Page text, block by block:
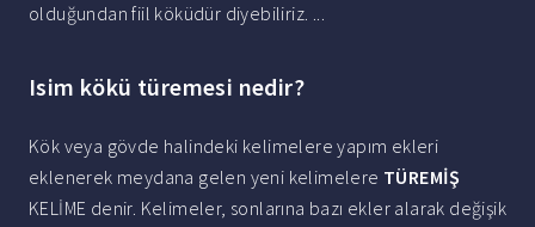
olduğundan fiil köküdür diyebiliriz. ...
Isim kökü türemesi nedir?
Kök veya gövde halindeki kelimelere yapım ekleri
eklenerek meydana gelen yeni kelimelere TÜREMİŞ
KELİME denir. Kelimeler, sonlarına bazı ekler alarak değişik